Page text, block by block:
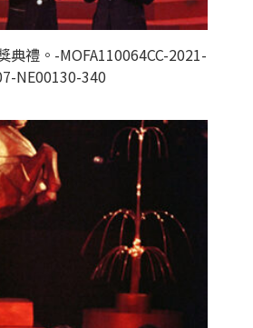
典禮。-MOFA110064CC-2021-
NE00130-340